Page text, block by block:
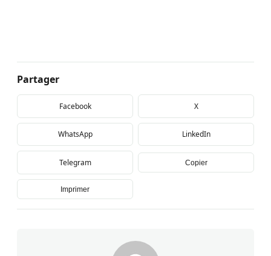
Partager
Facebook X
WhatsApp LinkedIn
Telegram Copier
Imprimer